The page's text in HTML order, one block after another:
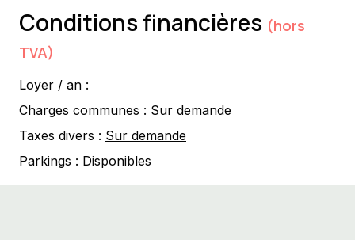
Conditions financières (hors
TVA)
Loyer / an :
Charges communes : Sur demande
Taxes divers : Sur demande
Parkings : Disponibles